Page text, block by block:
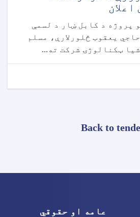
پروژه د کابل ښار د لسمې
یعقوب څلورلارې، مسلم
ټکنالوژۍ شرکت ته...
Back to
عامه او حقوقي